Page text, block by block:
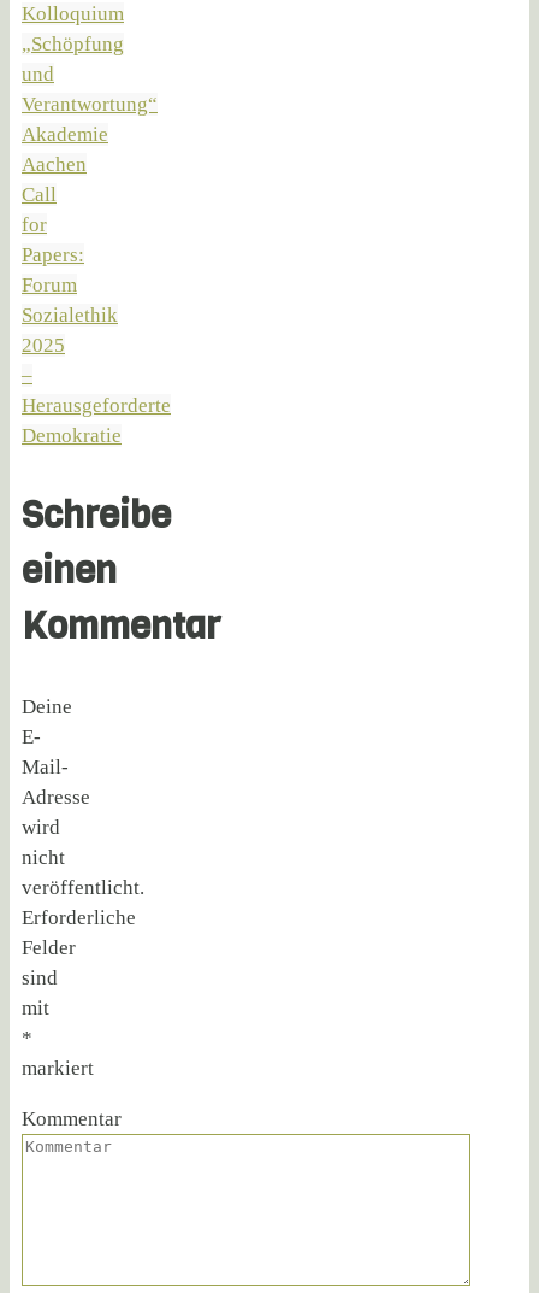
Kolloquium
„Schöpfung
und
Verantwortung“
Akademie
Aachen
Call
for
Papers:
Forum
Sozialethik
2025
–
Herausgeforderte
Demokratie
Schreibe
einen
Kommentar
Deine
E-
Mail-
Adresse
wird
nicht
veröffentlicht.
Erforderliche
Felder
sind
mit
*
markiert
Kommentar